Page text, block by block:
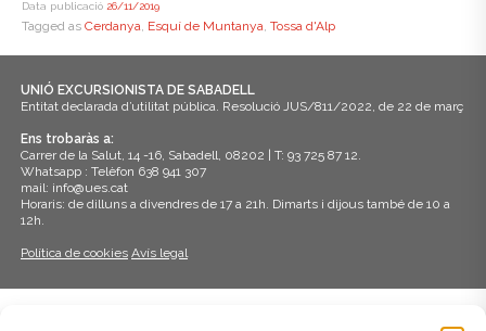
Data publicació 26/11/2019
Tagged as Cerdanya, Esquí de Muntanya, Tossa d'Alp
UNIÓ EXCURSIONISTA DE SABADELL
Entitat declarada d’utilitat pública. Resolució JUS/811/2022, de 22 de març
Ens trobaràs a:
Carrer de la Salut, 14 -16, Sabadell, 08202 | T: 93 725 87 12.
Whatsapp : Telèfon 638 941 307
mail: info@ues.cat
Horaris: de dilluns a divendres de 17 a 21h. Dimarts i dijous també de 10 a
12h.
Política de cookies Avís legal